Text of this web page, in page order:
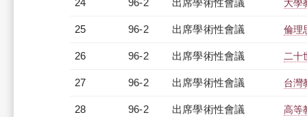
24 96-2 出席學術性會議 大學
25 96-2 出席學術性會議 倫理
26 96-2 出席學術性會議 二十
27 96-2 出席學術性會議 台灣
28 96-2 出席學術性會議 高等